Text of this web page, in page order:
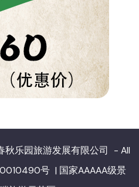
秋乐园旅游发展有限公司 - All
号 | 国家AAAAA级景